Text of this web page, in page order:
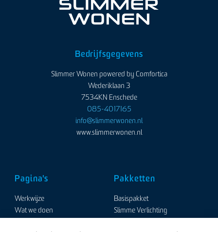
Pagina's
Werkwijze
Wat we doen
Pakketten
Basispakket
Slimme Verlichting
Bedrijfsgegevens
Slimmer Wonen powered by Comfortica
Wederiklaan 3
7534KN Enschede
085-4017165
info@slimmerwonen.nl
www.slimmerwonen.nl